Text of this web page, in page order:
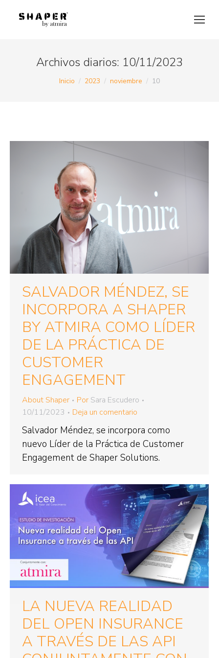
Archivos diarios: 10/11/2023
Estás aquí:
Inicio 2023 noviembre 10
SALVADOR MÉNDEZ, SE
INCORPORA A SHAPER
BY ATMIRA COMO LÍDER
DE LA PRÁCTICA DE
CUSTOMER
ENGAGEMENT
About Shaper Por Sara Escudero
10/11/2023
Deja un comentario
Salvador Méndez, se incorpora como
nuevo Líder de la Práctica de Customer
Engagement de Shaper Solutions.
LA NUEVA REALIDAD
DEL OPEN INSURANCE
A TRAVÉS DE LAS API